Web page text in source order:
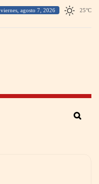
viernes, agosto 7, 2026 25°C